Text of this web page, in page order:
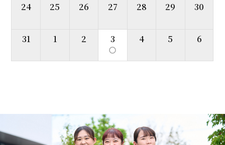
24 25 26 27 28 29 30
31 1 2 3
panorama_fish_eye
4 5 6